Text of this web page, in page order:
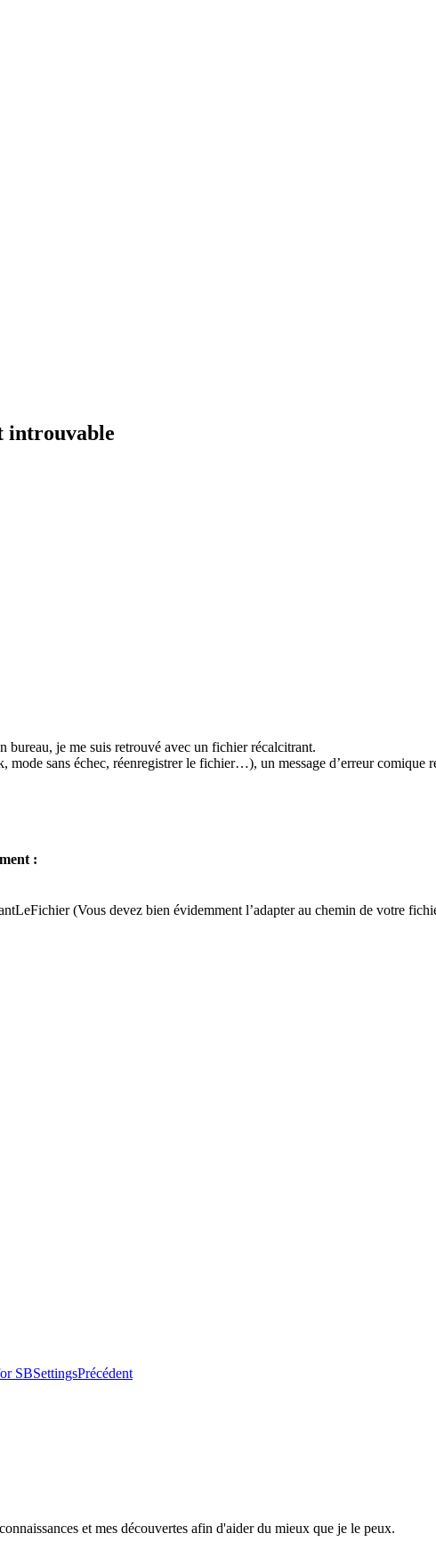
introuvable
bureau, je me suis retrouvé avec un fichier récalcitrant.
sans échec, réenregistrer le fichier…), un message d’erreur comique
:
(Vous devez bien évidemment l’adapter au chemin de votre
SBSettingsPrécédent
et mes découvertes afin d'aider du mieux que je le peux.